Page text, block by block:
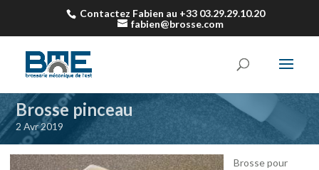
Contactez Fabien au +33 03.29.29.10.20
fabien@brosse.com
Brosse pinceau
2 Avr 2019
Brosse pour